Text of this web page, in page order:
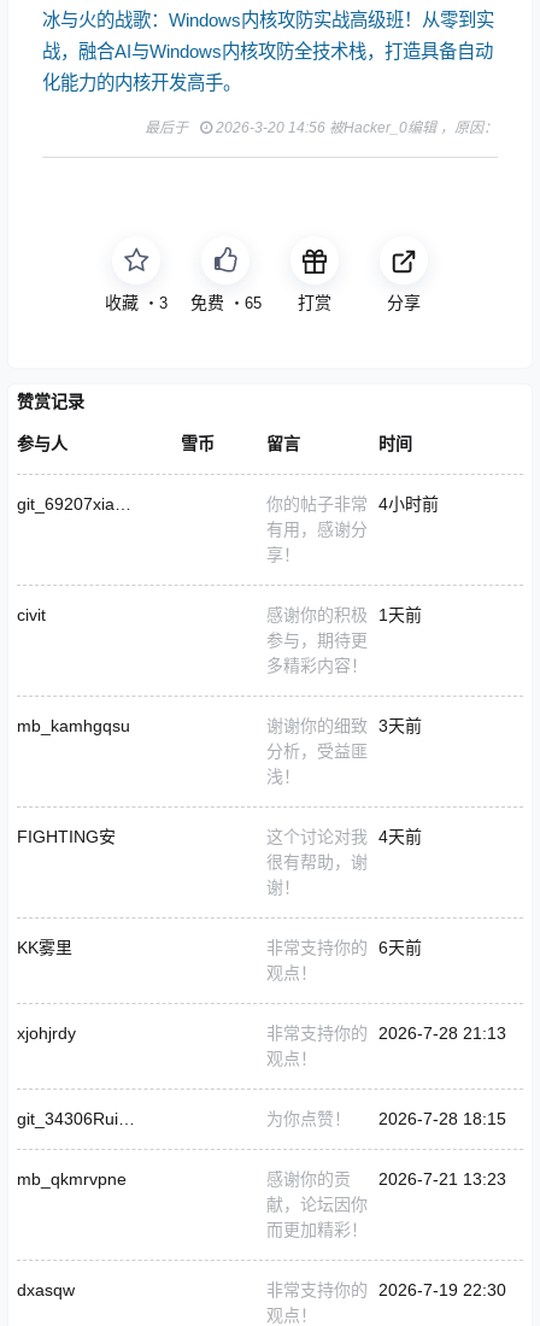
冰与火的战歌：Windows内核攻防实战高级班！从零到实
战，融合AI与Windows内核攻防全技术栈，打造具备自动
化能力的内核开发高手。
最后于 2026-3-20 14:56 被Hacker_0编辑 ，原因：
收藏 ・ 3 点赞 ・ 65 打赏 分享
赞赏记录
参与人 雪币 留言 时间
你的帖子非常
有用，感谢分
享！
4小时前
civit
感谢你的积极
参与，期待更
多精彩内容！
1天前
mb_kamhgqsu
谢谢你的细致
分析，受益匪
浅！
3天前
FIGHTING安
这个讨论对我
很有帮助，谢
谢！
4天前
KK雾里
非常支持你的
观点！
6天前
xjohjrdy
非常支持你的
观点！
2026-7-28 21:13
为你点赞！ 2026-7-28 18:15
mb_qkmrvpne
感谢你的贡
献，论坛因你
而更加精彩！
2026-7-21 13:23
dxasqw
非常支持你的
观点！
2026-7-19 22:30